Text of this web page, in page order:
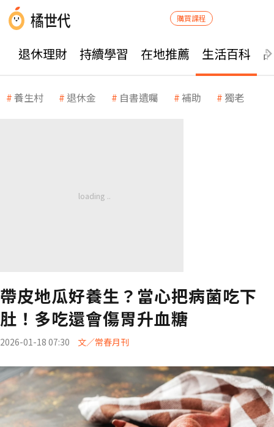
購買課程
退休理財 持續學習 在地推薦 生活百科
養生村 退休金 自書遺囑 補助 獨老
帶皮地瓜好養生？當心把病菌吃下
肚！多吃還會傷胃升血糖
2026-01-18 07:30 文／常春月刊